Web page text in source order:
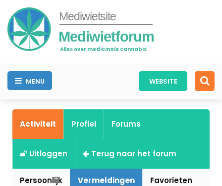
Mediwietsite
Mediwietforum
Alles over medicinale cannabis
MENU WEBSITE
Activiteit Profiel Forums
Uitloggen Terug naar het forum
Persoonlijk Vermeldingen
Favorieten